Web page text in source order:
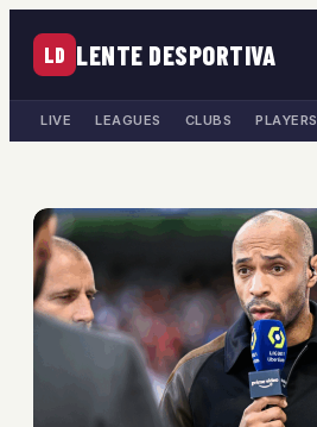
LD LENTE DESPORTIVA
LIVE LEAGUES CLUBS PLAYERS